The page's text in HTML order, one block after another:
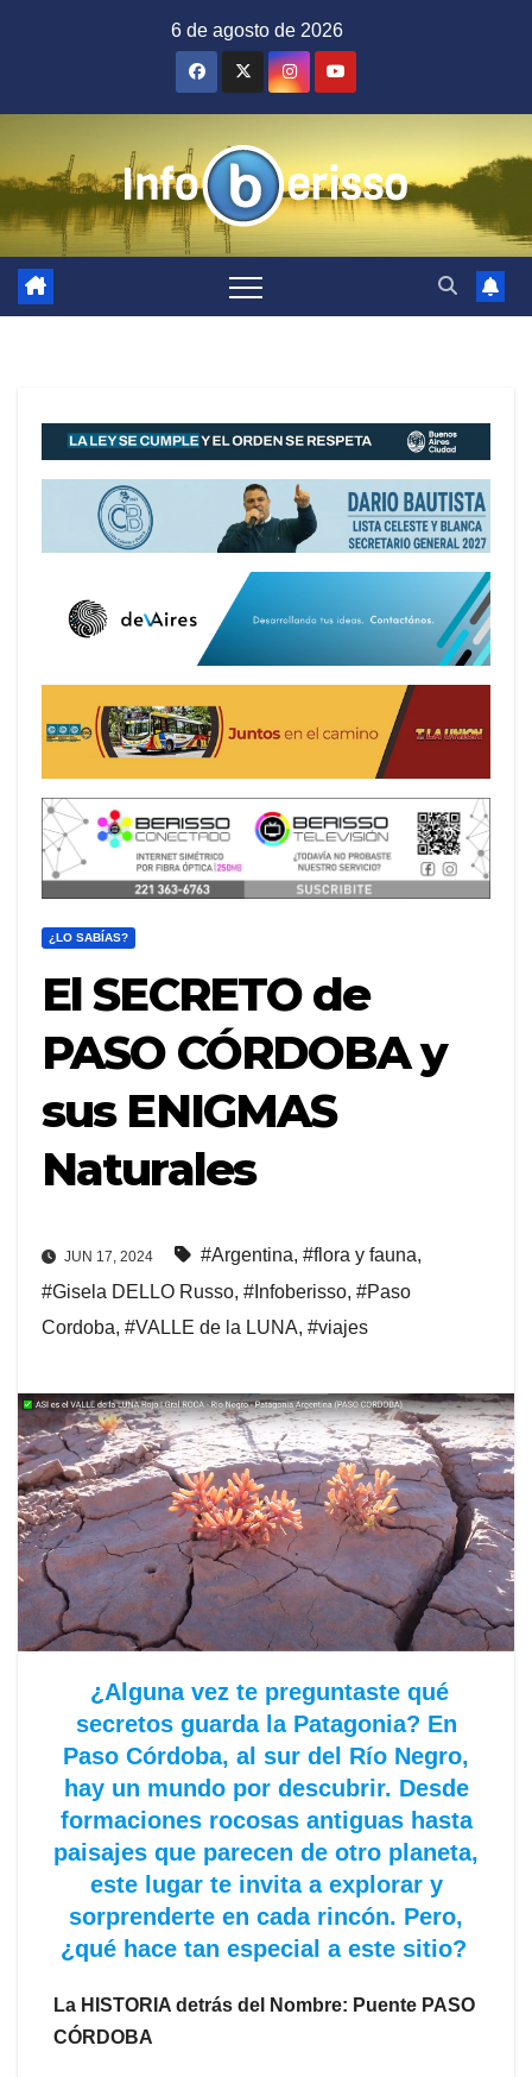
6 de agosto de 2026
¿LO SABÍAS?
El SECRETO de
PASO CÓRDOBA y
sus ENIGMAS
Naturales
JUN 17, 2024 #Argentina, #flora y fauna,
#Gisela DELLO Russo, #Infoberisso, #Paso
Cordoba, #VALLE de la LUNA, #viajes
¿Alguna vez te preguntaste qué
secretos guarda la Patagonia? En
Paso Córdoba, al sur del Río Negro,
hay un mundo por descubrir. Desde
formaciones rocosas antiguas hasta
paisajes que parecen de otro planeta,
este lugar te invita a explorar y
sorprenderte en cada rincón. Pero,
¿qué hace tan especial a este sitio?
La HISTORIA detrás del Nombre: Puente PASO
CÓRDOBA